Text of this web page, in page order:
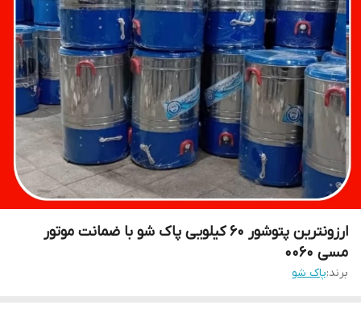
ارزونترین پتوشور ۶۰ کیلویی پاک شو با ضمانت موتور
مسی ۰۰۶۰
برند:پاک شو